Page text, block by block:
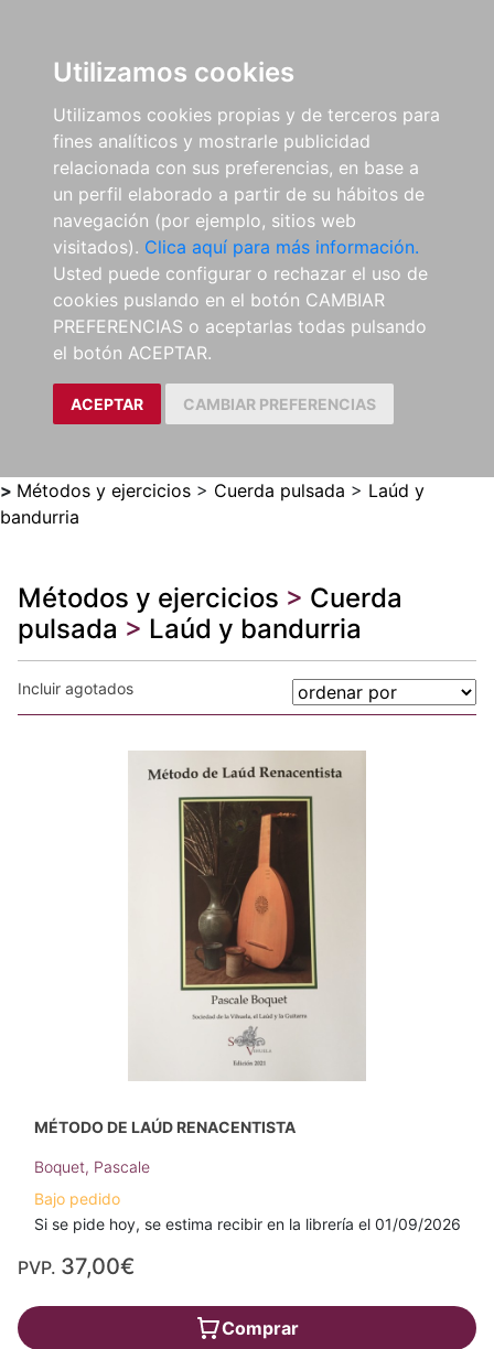
Utilizamos cookies
Utilizamos cookies propias y de terceros para
fines analíticos y mostrarle publicidad
relacionada con sus preferencias, en base a
un perfil elaborado a partir de su hábitos de
navegación (por ejemplo, sitios web
visitados). Clica aquí para más información.
Usted puede configurar o rechazar el uso de
cookies puslando en el botón CAMBIAR
PREFERENCIAS o aceptarlas todas pulsando
el botón ACEPTAR.
ACEPTAR CAMBIAR PREFERENCIAS
> Métodos y ejercicios > Cuerda pulsada > Laúd y
bandurria
Métodos y ejercicios > Cuerda
pulsada > Laúd y bandurria
Incluir agotados
MÉTODO DE LAÚD RENACENTISTA
Boquet, Pascale
Bajo pedido
Si se pide hoy, se estima recibir en la librería el 01/09/2026
PVP. 37,00€
Comprar